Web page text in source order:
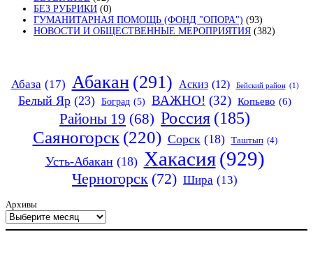
БЕЗ РУБРИКИ (0)
ГУМАНИТАРНАЯ ПОМОЩЬ (ФОНД "ОПОРА") (93)
НОВОСТИ И ОБЩЕСТВЕННЫЕ МЕРОПРИЯТИЯ (382)
Абаза (17) Абакан (291) Аскиз (12) Бейский район (1)
Белый Яр (23) Боград (5) ВАЖНО! (32) Копьево (6)
Районы 19 (68) Россия (185)
Саяногорск (220) Сорск (18) Таштып (4)
Усть-Абакан (18) Хакасия (929)
Черногорск (72) Шира (13)
Архивы